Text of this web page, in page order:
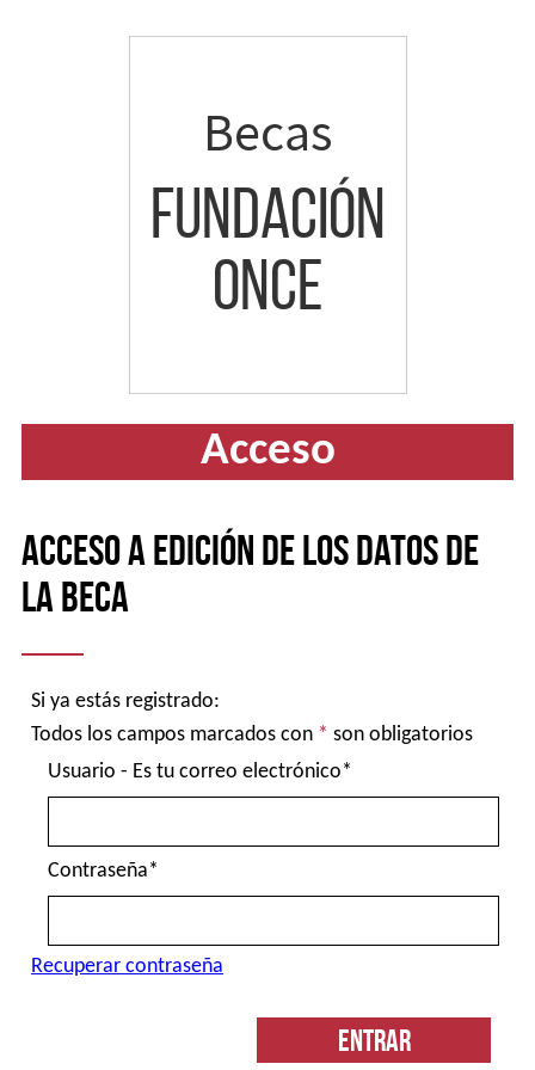
Becas
Fundación
ONCE
Fundación
Once.
Ir
a
Acceso
Acceso a edición de los datos de
la beca
Si ya estás registrado:
Todos los campos marcados con * son obligatorios
Usuario - Es tu correo electrónico*
Contraseña*
Recuperar contraseña